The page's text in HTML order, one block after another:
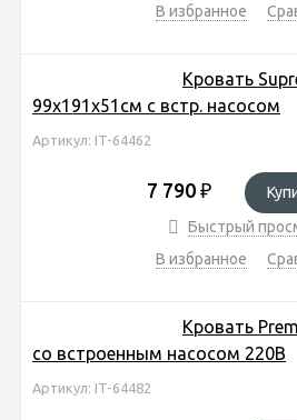
В избранное
Кровать
99х191х51см с встр. насосом
Артикул: IT-64462
7 790 ₽
Быстрый
В избранное
Кровать
со встроенным насосом 220В
Артикул: IT-64482